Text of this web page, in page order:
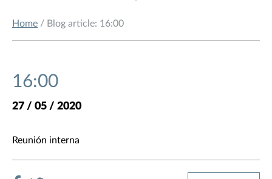
Home / Blog article: 16:00
16:00
27 / 05 / 2020
Reunión interna